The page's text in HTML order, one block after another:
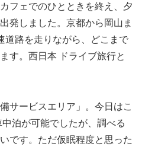
フェでのひとときを終え、夕
発しました。京都から岡山ま
道路を走りながら、どこまで
す。西日本 ドライブ旅行と
サービスエリア」。今日はこ
泊が可能でしたが、調べる
です。ただ仮眠程度と思った